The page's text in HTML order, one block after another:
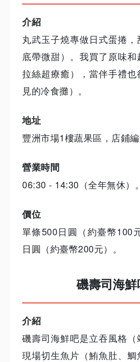
介紹
丸武玉子燒專做日式蛋捲
底帶微甜）。我買了原味和
拉絲超療癒），當伴手禮
見的冷食攤）。
地址
豐洲市場1樓蔬果區，店鋪編
營業時間
06:30 - 14:30（全年無休）。
價位
單條500日圓（約臺幣100
日圓（約臺幣200元）。
磯壽司海鮮
介紹
磯壽司海鮮吧是立吞風格
現場切生魚片（鮪魚肚、